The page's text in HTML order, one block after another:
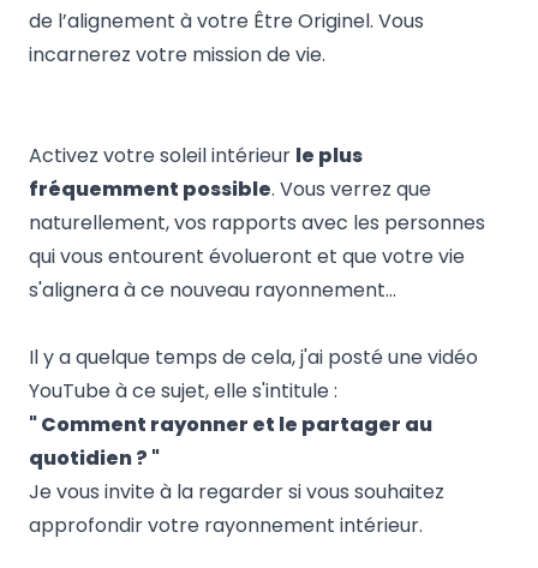
de l’alignement à votre Être Originel. Vous
incarnerez votre mission de vie.
Activez votre soleil intérieur le plus
fréquemment possible. Vous verrez que
naturellement, vos rapports avec les personnes
qui vous entourent évolueront et que votre vie
s'alignera à ce nouveau rayonnement…
Il y a quelque temps de cela, j'ai posté une vidéo
YouTube à ce sujet, elle s'intitule :
" Comment rayonner et le partager au
quotidien ? "
Je vous invite à la regarder si vous souhaitez
approfondir votre rayonnement intérieur.